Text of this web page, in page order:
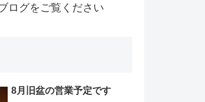
ログをご覧ください
8月旧盆の営業予定です